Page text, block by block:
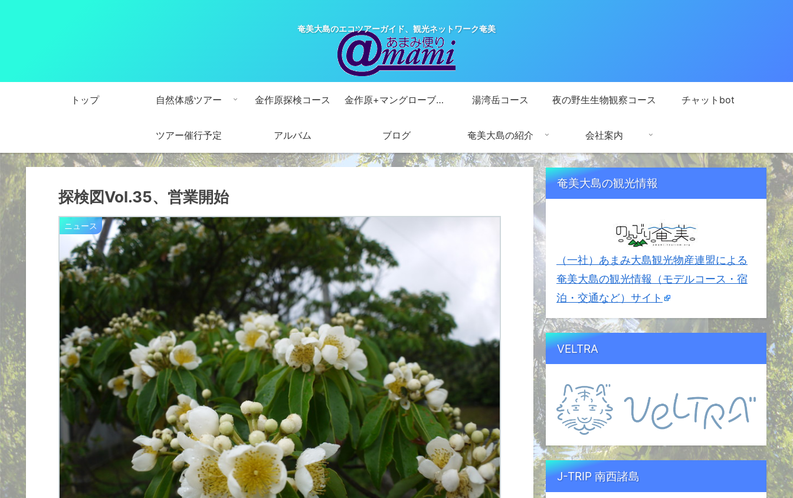
奄美大島のエコツアーガイド、観光ネットワーク奄美
トップ 自然体感ツアー 金作原探検コース 金作原+マングローブカヌーコース 湯湾岳コース 夜の野生生物観察コース チャットbot
ツアー催行予定 アルバム ブログ 奄美大島の紹介 会社案内
探検図Vol.35、営業開始
ニュース
奄美大島の観光情報
（一社）あまみ大島観光物産連盟による
奄美大島の観光情報（モデルコース・宿
泊・交通など）サイト
VELTRA
J-TRIP 南西諸島